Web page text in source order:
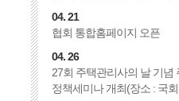
04. 21
협회 통합홈페이지 오픈
04. 26
27회 주택관리사의 날 기념
정책세미나 개최(장소 : 국